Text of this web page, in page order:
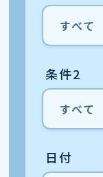
条件2
日付